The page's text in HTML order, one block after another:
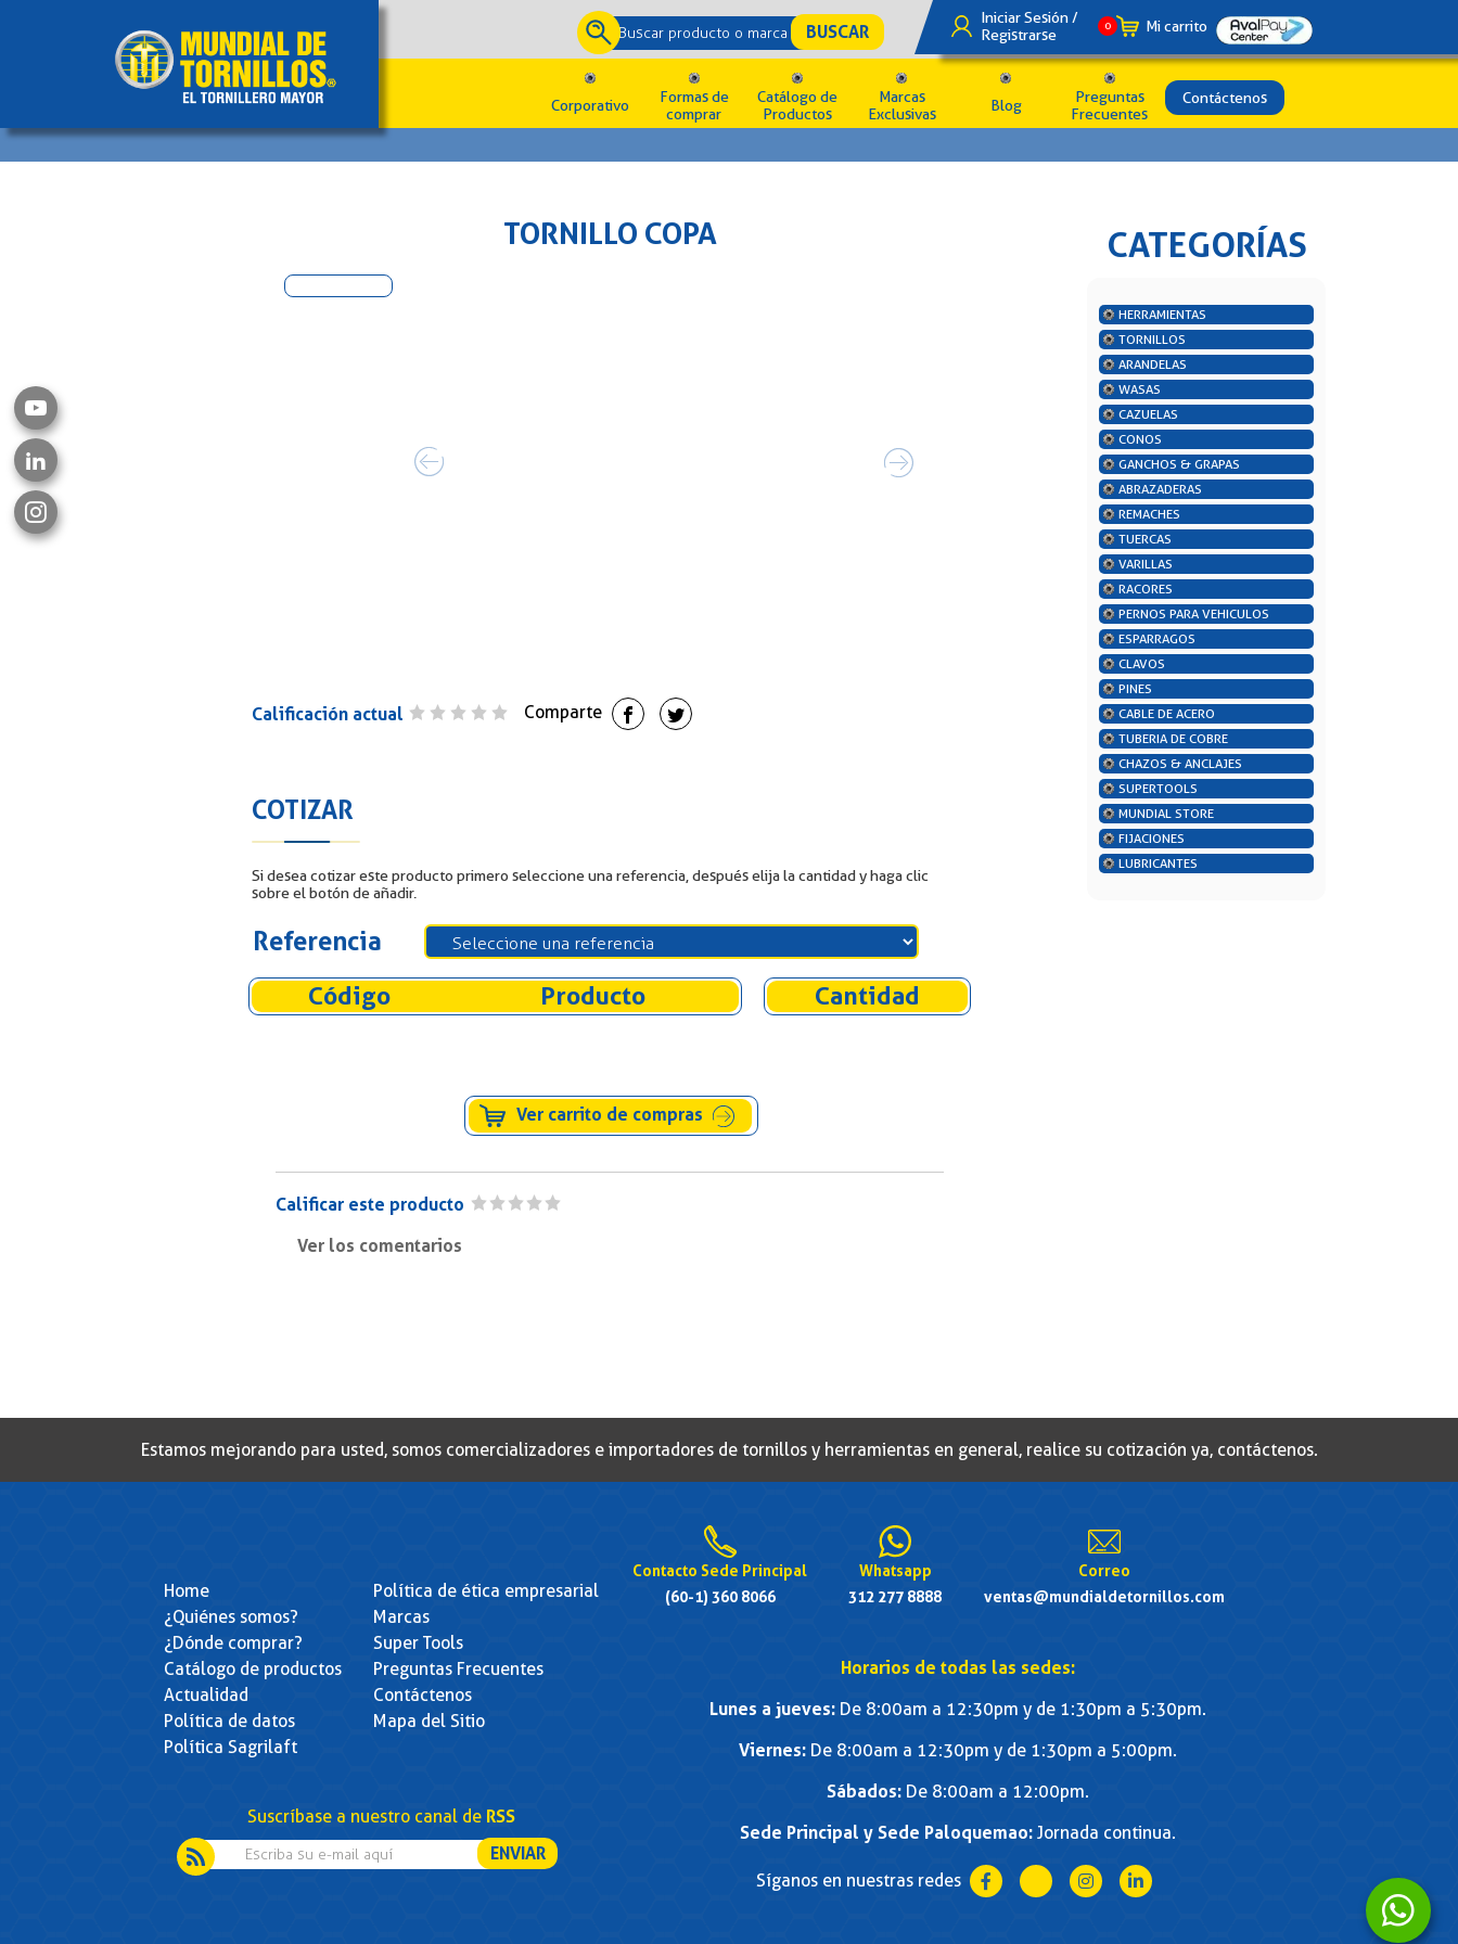
Iniciar Sesión /
Registrarse
0 Mi carrito
Corporativo
Formas de
comprar
Catálogo de
Productos
Marcas
Exclusivas
Blog
Preguntas
Frecuentes
Contáctenos
TORNILLO COPA
Calificación actual Comparte
COTIZAR
Si desea cotizar este producto primero seleccione una referencia, después elija la cantidad y haga clic
sobre el botón de añadir.
Referencia
Código
Producto Cantidad
Ver carrito de compras
Calificar este producto
Ver los comentarios
CATEGORÍAS
HERRAMIENTAS
TORNILLOS
ARANDELAS
WASAS
CAZUELAS
CONOS
GANCHOS & GRAPAS
ABRAZADERAS
REMACHES
TUERCAS
VARILLAS
RACORES
PERNOS PARA VEHICULOS
ESPARRAGOS
CLAVOS
PINES
CABLE DE ACERO
TUBERIA DE COBRE
CHAZOS & ANCLAJES
SUPERTOOLS
MUNDIAL STORE
FIJACIONES
LUBRICANTES
Estamos mejorando para usted, somos comercializadores e importadores de tornillos y herramientas en general, realice su cotización ya, contáctenos.
Home
¿Quiénes somos?
¿Dónde comprar?
Catálogo de productos
Actualidad
Política de datos
Política Sagrilaft
Política de ética empresarial
Marcas
Super Tools
Preguntas Frecuentes
Contáctenos
Mapa del Sitio
Suscríbase a nuestro canal de RSS
Contacto Sede Principal
(60-1) 360 8066
Whatsapp
312 277 8888
Correo
ventas@mundialdetornillos.com
Horarios de todas las sedes:
Lunes a jueves: De 8:00am a 12:30pm y de 1:30pm a 5:30pm.
Viernes: De 8:00am a 12:30pm y de 1:30pm a 5:00pm.
Sábados: De 8:00am a 12:00pm.
Sede Principal y Sede Paloquemao: Jornada continua.
Síganos en nuestras redes